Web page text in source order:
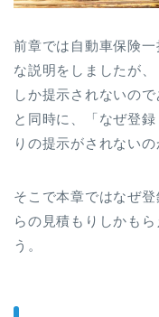
前章では自動車保険
な説明をしましたが
しか提示されないの
と同時に、「なぜ登
りの提示がされない
そこで本章ではなぜ
らの見積もりしかも
う。